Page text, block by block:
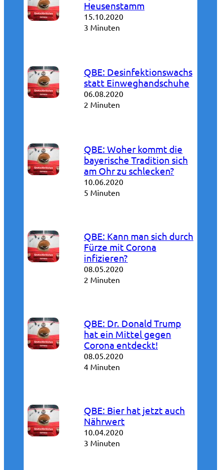
Heusenstamm
15.10.2020
3 Minuten
QBE: Desinfektionswachs
statt Einweghandschuhe
06.08.2020
2 Minuten
QBE: Woher kommt die
bayerische Tradition sich
am Ohr zu schlecken?
10.06.2020
5 Minuten
QBE: Kann man sich durch
Fürze mit Corona
infizieren?
08.05.2020
2 Minuten
QBE: Dr. Donald Trump
hat ein Mittel gegen
Corona entdeckt!
08.05.2020
4 Minuten
QBE: Bier hat jetzt auch
Nährwert
10.04.2020
3 Minuten